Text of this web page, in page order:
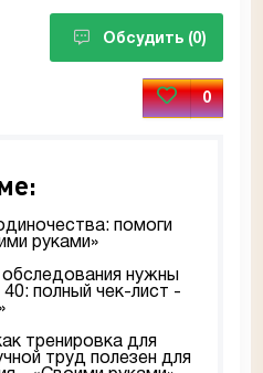
Обсудить (0)
0
помоги
руками»
обследования нужны
полный чек-лист -
тренировка для
труд полезен для